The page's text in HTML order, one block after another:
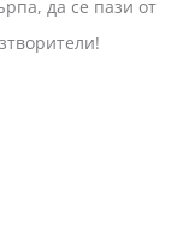
да се пази от